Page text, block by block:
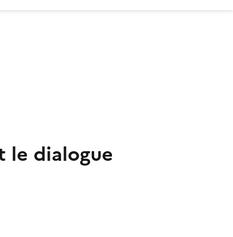
le dialogue